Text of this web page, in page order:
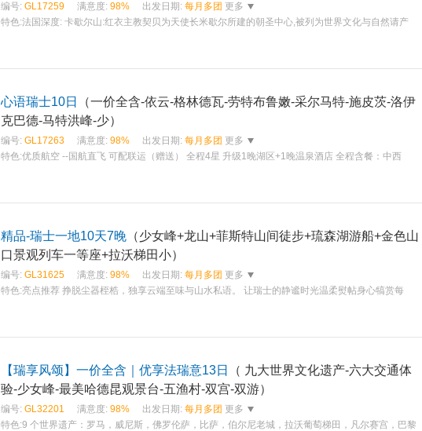
编号: GL17259 满意度: 98% 出发日期: 每月多团 更多
特色:法国深度: 卡歇尔山:红衣主教契贝为天使长米歇尔所建的朝圣中心,被列为世界文化与自然请产
心语瑞士10日
（一价全含-依云-格林德瓦-劳特布鲁嫩-采尔马特-施皮茨-洛伊
克巴德-马特洪峰-少）
编号: GL17263 满意度: 98% 出发日期: 每月多团 更多
特色:优质航空 --国航直飞 可配联运（赠送） 全程4星 升级1晚湖区+1晚温泉酒店 全程含餐：中西
精品-瑞士一地10天7晚 （少女峰+龙山+菲斯特山间徒步+琉森湖游船+金色山
口景观列车一等座+拉沃梯田小）
编号: GL31625 满意度: 98% 出发日期: 每月多团 更多
特色:亮点推荐 挣脱尘器桎梏，独享云端至味与山水私语。 让瑞士的静谧时光温柔熨帖身心犒赏每
【瑞享风颂】一价全含｜优享法瑞意13日
（ 九大世界文化遗产-六大交通体
验-少女峰-最美哈德昆观景台-五渔村-双宫-双游）
编号: GL32201 满意度: 98% 出发日期: 每月多团 更多
特色:9 个世界遗产：罗马，威尼斯，佛罗伦萨，比萨，伯尔尼老城，拉沃葡萄梯田，凡尔赛宫，巴黎